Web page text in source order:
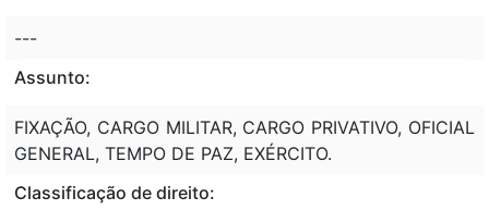
---
Assunto:
FIXAÇÃO, CARGO MILITAR, CARGO PRIVATIVO, OFICIAL
GENERAL, TEMPO DE PAZ, EXÉRCITO.
Classificação de direito: